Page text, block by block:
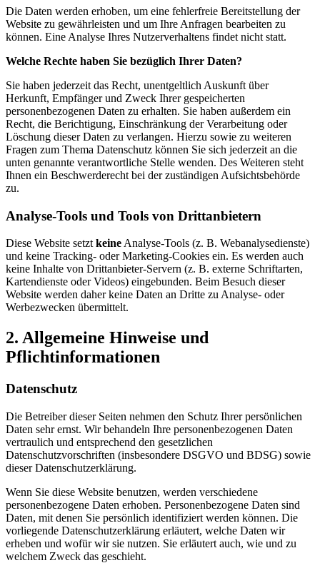
Die Daten werden erhoben, um eine fehlerfreie Bereitstellung der
Website zu gewährleisten und um Ihre Anfragen bearbeiten zu
können. Eine Analyse Ihres Nutzerverhaltens findet nicht statt.
Welche Rechte haben Sie bezüglich Ihrer Daten?
Sie haben jederzeit das Recht, unentgeltlich Auskunft über
Herkunft, Empfänger und Zweck Ihrer gespeicherten
personenbezogenen Daten zu erhalten. Sie haben außerdem ein
Recht, die Berichtigung, Einschränkung der Verarbeitung oder
Löschung dieser Daten zu verlangen. Hierzu sowie zu weiteren
Fragen zum Thema Datenschutz können Sie sich jederzeit an die
unten genannte verantwortliche Stelle wenden. Des Weiteren steht
Ihnen ein Beschwerderecht bei der zuständigen Aufsichtsbehörde
zu.
Analyse-Tools und Tools von Drittanbietern
Diese Website setzt keine Analyse-Tools (z. B. Webanalysedienste)
und keine Tracking- oder Marketing-Cookies ein. Es werden auch
keine Inhalte von Drittanbieter-Servern (z. B. externe Schriftarten,
Kartendienste oder Videos) eingebunden. Beim Besuch dieser
Website werden daher keine Daten an Dritte zu Analyse- oder
Werbezwecken übermittelt.
2. Allgemeine Hinweise und
Pflichtinformationen
Datenschutz
Die Betreiber dieser Seiten nehmen den Schutz Ihrer persönlichen
Daten sehr ernst. Wir behandeln Ihre personenbezogenen Daten
vertraulich und entsprechend den gesetzlichen
Datenschutzvorschriften (insbesondere DSGVO und BDSG) sowie
dieser Datenschutzerklärung.
Wenn Sie diese Website benutzen, werden verschiedene
personenbezogene Daten erhoben. Personenbezogene Daten sind
Daten, mit denen Sie persönlich identifiziert werden können. Die
vorliegende Datenschutzerklärung erläutert, welche Daten wir
erheben und wofür wir sie nutzen. Sie erläutert auch, wie und zu
welchem Zweck das geschieht.